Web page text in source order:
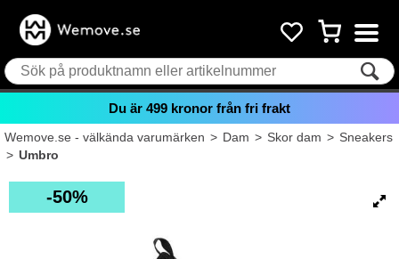
Du är 499 kronor från fri frakt
Wemove.se - välkända varumärken>Dam>Skor dam>Sneakers
>Umbro
50%